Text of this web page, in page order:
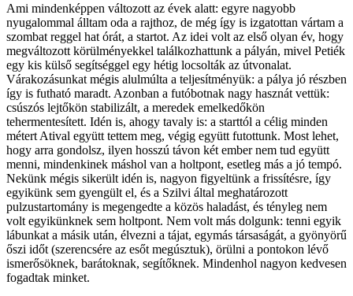
Ami mindenképpen változott az évek alatt: egyre nagyobb
nyugalommal álltam oda a rajthoz, de még így is izgatottan vártam a
szombat reggel hat órát, a startot. Az idei volt az első olyan év, hogy
megváltozott körülményekkel találkozhattunk a pályán, mivel Petiék
egy kis külső segítséggel egy hétig locsolták az útvonalat.
Várakozásunkat mégis alulmúlta a teljesítményük: a pálya jó részben
így is futható maradt. Azonban a futóbotnak nagy hasznát vettük:
csúszós lejtőkön stabilizált, a meredek emelkedőkön
tehermentesített. Idén is, ahogy tavaly is: a starttól a célig minden
métert Atival együtt tettem meg, végig együtt futottunk. Most lehet,
hogy arra gondolsz, ilyen hosszú távon két ember nem tud együtt
menni, mindenkinek máshol van a holtpont, esetleg más a jó tempó.
Nekünk mégis sikerült idén is, nagyon figyeltünk a frissítésre, így
egyikünk sem gyengült el, és a Szilvi által meghatározott
pulzustartomány is megengedte a közös haladást, és tényleg nem
volt egyikünknek sem holtpont. Nem volt más dolgunk: tenni egyik
lábunkat a másik után, élvezni a tájat, egymás társaságát, a gyönyörű
őszi időt (szerencsére az esőt megúsztuk), örülni a pontokon lévő
ismerősöknek, barátoknak, segítőknek. Mindenhol nagyon kedvesen
fogadtak minket.